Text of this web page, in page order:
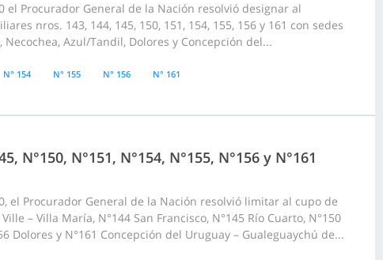
el Procurador General de la Nación resolvió designar al
nros. 143, 144, 145, 150, 151, 154, 155, 156 y 161 con sedes
Azul/Tandil, Dolores y Concepción del...
N° 154 N° 155 N° 156 N° 161
N°150, N°151, N°154, N°155, N°156 y N°161
el Procurador General de la Nación resolvió limitar al cupo de
– Villa María, N°144 San Francisco, N°145 Río Cuarto, N°150
Dolores y N°161 Concepción del Uruguay – Gualeguaychú de...